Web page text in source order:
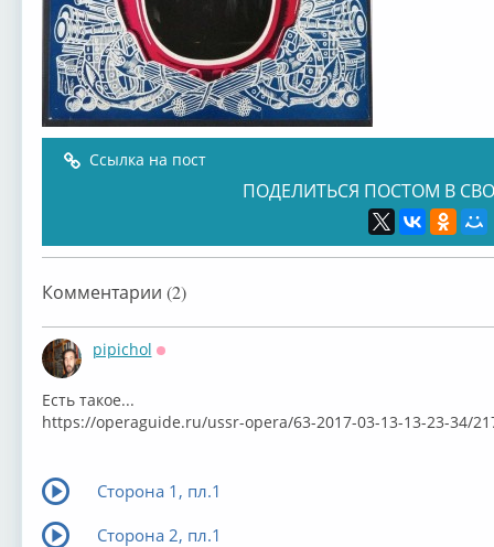
Ссылка на пост
ПОДЕЛИТЬСЯ ПОСТОМ В
Комментарии (2)
pipichol
Есть такое...
⁣https://operaguide.ru/ussr-opera/63-2017-03-13-13-23-34/
Сторона 1, пл.1
Сторона 2, пл.1